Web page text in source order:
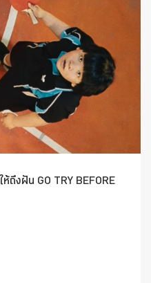
งฝัน GO TRY BEFORE